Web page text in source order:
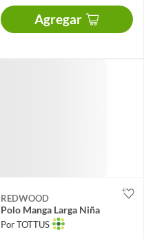
Agregar
REDWOOD
Polo Manga Larga Niña
Por TOTTUS